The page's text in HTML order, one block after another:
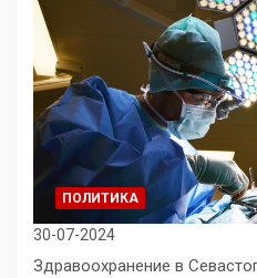
ПОЛИТИКА
30-07-2024
Здравоохранение в